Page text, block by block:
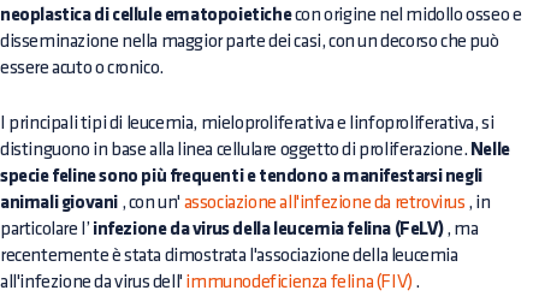
neoplastica di cellule ematopoietichecon origine nel midollo osseo e
disseminazione nella maggior parte dei casi, con un decorso che può
essere acuto o cronico.
I principali tipi di leucemia, mieloproliferativa e linfoproliferativa, si
distinguono in base alla linea cellulare oggetto di proliferazione. Nelle
specie feline sono più frequenti e tendono a manifestarsi negli
animali giovani , con un' associazione all'infezione da retrovirus , in
particolare l’ infezione da virus della leucemia felina (FeLV), ma
recentemente è stata dimostrata l'associazione della leucemia
all'infezione da virus dell' immunodeficienza felina (FIV) .